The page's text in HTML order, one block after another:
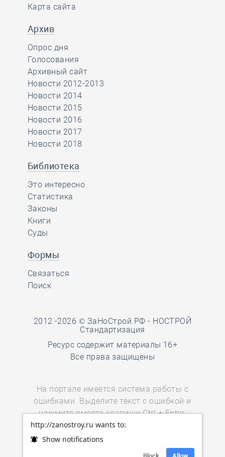
http://zanostroy.ru wants to:
Show notifications
Карта сайта
Архив
Опрос дня
Голосования
Архивный сайт
Новости 2012-2013
Новости 2014
Новости 2015
Новости 2016
Новости 2017
Новости 2018
Библиотека
Это интересно
Статистика
Законы
Книги
Суды
Формы
Связаться
Поиск
2012 -2026 © ЗаНоСтрой.РФ - НОСТРОЙ
Стандартизация
Ресурс содержит материалы 16+
Все права защищены
На портале имеется система работы с
ошибками. Выделите текст с ошибкой и
нажмите вместе клавиши Ctrl + Enter.
Пользователи мобильных устройств
могут воспользоваться